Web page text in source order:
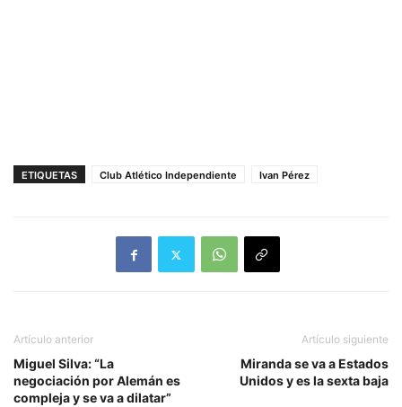
ETIQUETAS Club Atlético Independiente Ivan Pérez
Artículo anterior
Miguel Silva: “La
negociación por Alemán es
compleja y se va a dilatar”
Artículo siguiente
Miranda se va a Estados
Unidos y es la sexta baja